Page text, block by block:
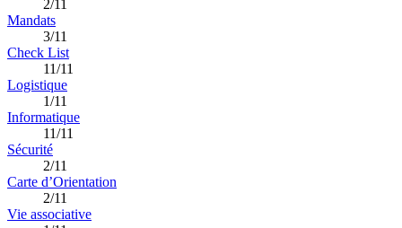
2/11
Mandats
3/11
Check List
11/11
Logistique
1/11
Informatique
11/11
Sécurité
2/11
Carte d’Orientation
2/11
Vie associative